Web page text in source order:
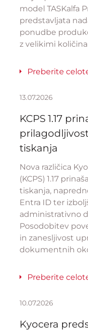
model TASKalfa
predstavljata
ponudbe
z velikimi
Preberite
13.07.2026
KCPS 1.17
tiskanja
Nova različica
(KCPS) 1.17
tiskanja,
Entra ID ter
administrativno
Posodobitev
in zanesljivost
dokumentnih
Preberite
10.07.2026
Kyocera